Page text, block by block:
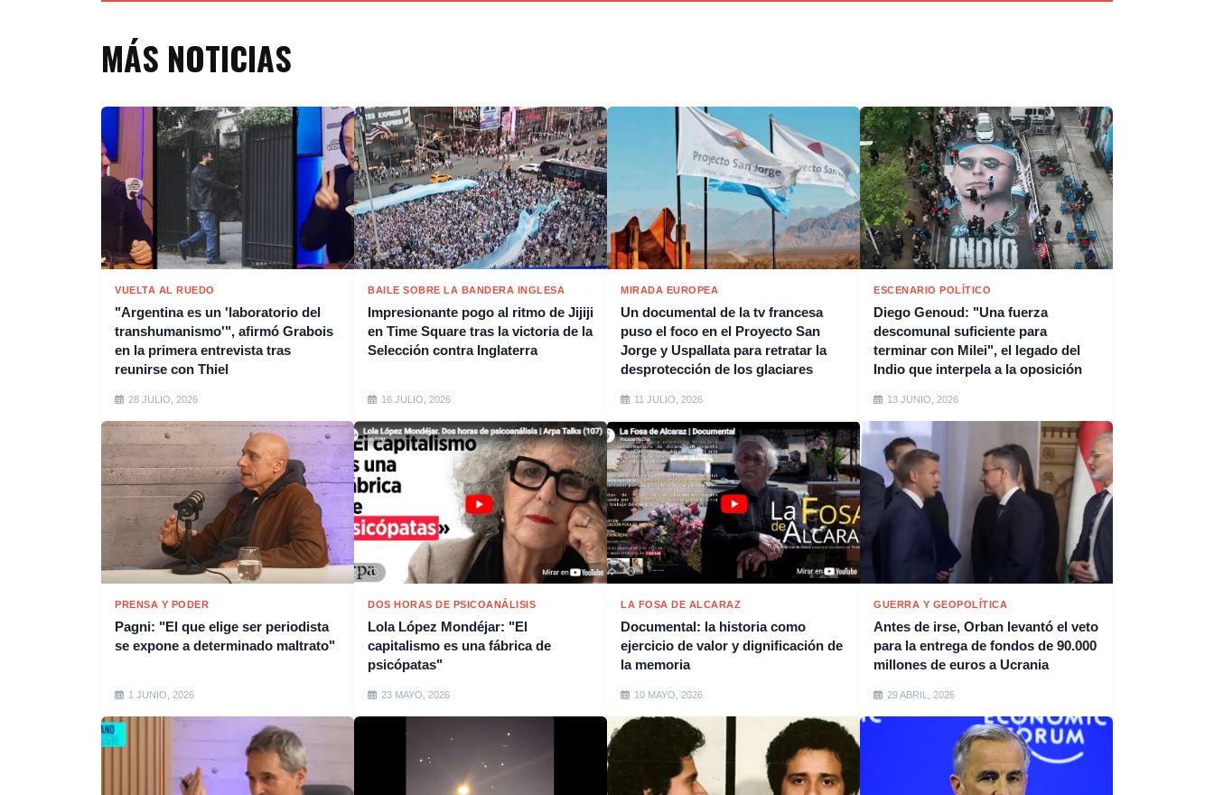
MÁS NOTICIAS
VUELTA AL RUEDO
"Argentina es un 'laboratorio del
transhumanismo'", afirmó Grabois
en la primera entrevista tras
reunirse con Thiel
28 JULIO, 2026
BAILE SOBRE LA BANDERA INGLESA
Impresionante pogo al ritmo de Jijiji
en Time Square tras la victoria de la
Selección contra Inglaterra
16 JULIO, 2026
MIRADA EUROPEA
Un documental de la tv francesa
puso el foco en el Proyecto San
Jorge y Uspallata para retratar la
desprotección de los glaciares
11 JULIO, 2026
ESCENARIO POLÍTICO
Diego Genoud: "Una fuerza
descomunal suficiente para
terminar con Milei", el legado del
Indio que interpela a la oposición
13 JUNIO, 2026
PRENSA Y PODER
Pagni: "El que elige ser periodista
se expone a determinado maltrato"
1 JUNIO, 2026
DOS HORAS DE PSICOANÁLISIS
Lola López Mondéjar: "El
capitalismo es una fábrica de
psicópatas"
23 MAYO, 2026
LA FOSA DE ALCARAZ
Documental: la historia como
ejercicio de valor y dignificación de
la memoria
10 MAYO, 2026
GUERRA Y GEOPOLÍTICA
Antes de irse, Orban levantó el veto
para la entrega de fondos de 90.000
millones de euros a Ucrania
29 ABRIL, 2026